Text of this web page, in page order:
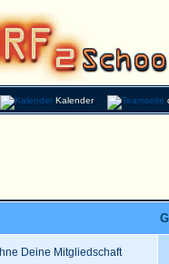
Kalender
Deine Mitgliedschaft